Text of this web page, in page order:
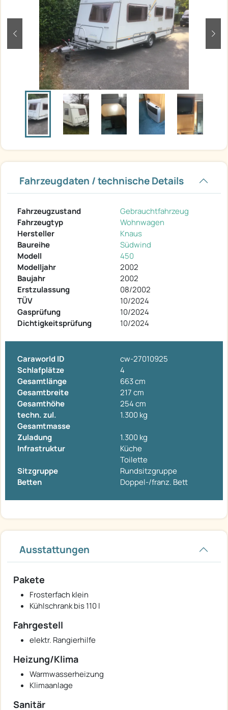
zurück
Fahrzeugdaten / technische Details
Fahrzeugzustand
Gebrauchtfahrzeug
Fahrzeugtyp
Wohnwagen
Hersteller
Knaus
Baureihe
Südwind
Modell
450
Modelljahr
2002
Baujahr
2002
Erstzulassung
08/2002
TÜV
10/2024
Gasprüfung
10/2024
Dichtigkeitsprüfung
10/2024
Caraworld ID
cw-27010925
Schlafplätze
4
Gesamtlänge
663 cm
Gesamtbreite
217 cm
Gesamthöhe
254 cm
techn. zul.
Gesamtmasse
1.300 kg
Zuladung
1.300 kg
Infrastruktur
Küche
Toilette
Sitzgruppe
Rundsitzgruppe
Betten
Doppel-/franz. Bett
Ausstattungen
Pakete
Frosterfach klein
Kühlschrank bis 110 l
Fahrgestell
elektr. Rangierhilfe
Heizung/Klima
Warmwasserheizung
Klimaanlage
Sanitär